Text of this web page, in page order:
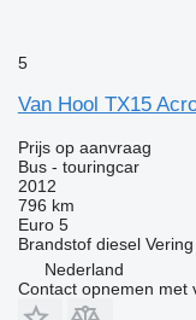
5
Van Hool TX15
Prijs op aanvraag
Bus - touringcar
2012
796 km
Euro 5
Brandstof diesel Vering
Nederland
Contact opnemen met